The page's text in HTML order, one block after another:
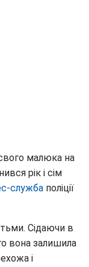
малюка на
рік і сім
служба поліції
Сідаючи в
вона залишила
і